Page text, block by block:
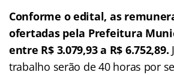
Conforme o edital, as
ofertadas pela Prefeitura
entre R$ 3.079,93 a R$ 6.752,89.
trabalho serão de 40 horas por